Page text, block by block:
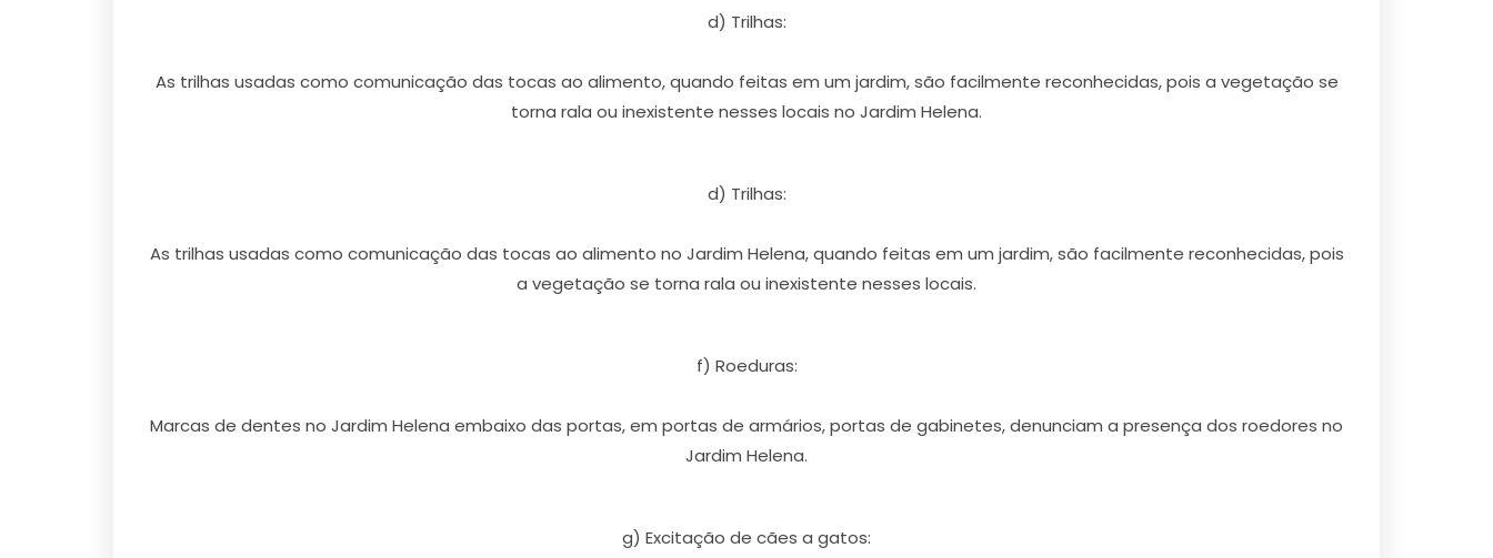
d) Trilhas:
As trilhas usadas como comunicação das tocas ao alimento, quando feitas em um jardim, são facilmente reconhecidas, pois a vegetação se
torna rala ou inexistente nesses locais no Jardim Helena.
d) Trilhas:
As trilhas usadas como comunicação das tocas ao alimento no Jardim Helena, quando feitas em um jardim, são facilmente reconhecidas, pois
a vegetação se torna rala ou inexistente nesses locais.
f) Roeduras:
Marcas de dentes no Jardim Helena embaixo das portas, em portas de armários, portas de gabinetes, denunciam a presença dos roedores no
Jardim Helena.
g) Excitação de cães a gatos: